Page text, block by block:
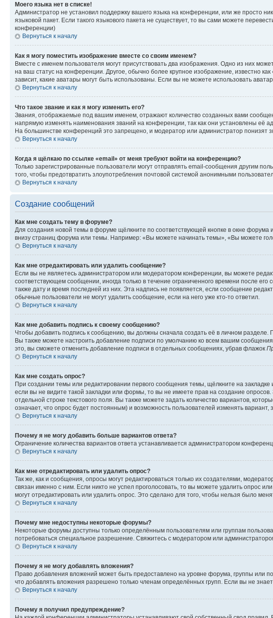
Моего языка нет в списке!
Администратор не установил поддержку вашего языка на конференции, или же просто
языковой пакет. Если такого языкового пакета не существует, то вы сами можете
конференции)
Вернуться к началу
Как я могу поместить изображение вместе со своим именем?
Вместе с именем пользователя могут присутствовать два изображения. Одно из них
на ваш статус на конференции. Другое, обычно более крупное изображение, известно
зависит, какие аватары могут быть использованы. Если вы не можете использовать
Вернуться к началу
Что такое звание и как я могу изменить его?
Звания, отображаемые под вашим именем, отражают количество созданных вами
напрямую изменять наименования званий на конференции, так как они установлены её
На большинстве конференций это запрещено, и модератор или администратор понизят
Вернуться к началу
Когда я щёлкаю по ссылке «email» от меня требуют войти на конференцию?
Только зарегистрированные пользователи могут отправлять email-сообщения другим
того, чтобы предотвратить злоупотребления почтовой системой анонимными
Вернуться к началу
Создание сообщений
Как мне создать тему в форуме?
Для создания новой темы в форуме щёлкните по соответствующей кнопке в окне
внизу страниц форума или темы. Например: «Вы можете начинать темы», «Вы можете
Вернуться к началу
Как мне отредактировать или удалить сообщение?
Если вы не являетесь администратором или модератором конференции, вы можете
соответствующем сообщении, иногда только в течение ограниченного времени после
также дату и время последней из них. Эта надпись не появляется, если сообщение
обычные пользователи не могут удалить сообщение, если на него уже кто-то ответил.
Вернуться к началу
Как мне добавить подпись к своему сообщению?
Чтобы добавить подпись к сообщению, вы должны сначала создать её в личном разделе.
Вы также можете настроить добавление подписи по умолчанию ко всем вашим
это, вы сможете отменить добавление подписи в отдельных сообщениях, убрав флажок
Вернуться к началу
Как мне создать опрос?
При создании темы или редактировании первого сообщения темы, щёлкните на
если вы не видите такой закладки или формы, то вы не имеете прав на создание
отдельной строке текстового поля. Вы также можете задать количество вариантов,
означает, что опрос будет постоянным) и возможность пользователей изменять вариант,
Вернуться к началу
Почему я не могу добавить больше вариантов ответа?
Ограничение количества вариантов ответа устанавливается администратором
Вернуться к началу
Как мне отредактировать или удалить опрос?
Так же, как и сообщения, опросы могут редактироваться только их создателями,
связан именно с ним. Если никто не успел проголосовать, то вы можете удалить опрос
могут отредактировать или удалить опрос. Это сделано для того, чтобы нельзя было
Вернуться к началу
Почему мне недоступны некоторые форумы?
Некоторые форумы доступны только определённым пользователям или группам
потребоваться специальное разрешение. Свяжитесь с модератором или
Вернуться к началу
Почему я не могу добавлять вложения?
Право добавления вложений может быть предоставлено на уровне форума, группы или
что добавлять вложения разрешено только членам определённых групп. Если вы не
Вернуться к началу
Почему я получил предупреждение?